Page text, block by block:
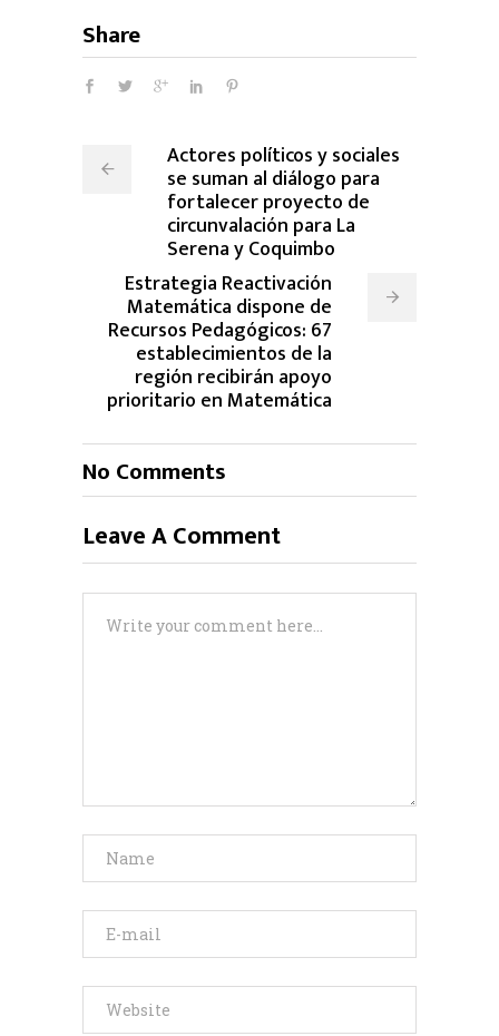
Share
Actores políticos y sociales
se suman al diálogo para
fortalecer proyecto de
circunvalación para La
Serena y Coquimbo
Estrategia Reactivación
Matemática dispone de
Recursos Pedagógicos: 67
establecimientos de la
región recibirán apoyo
prioritario en Matemática
No Comments
Leave A Comment